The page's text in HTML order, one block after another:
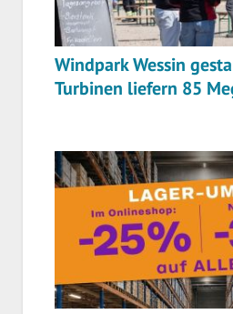
Windpark Wessin
Turbinen liefern 85